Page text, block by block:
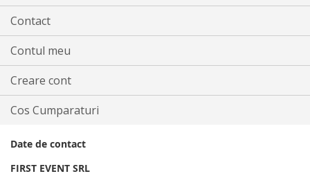
Contact
Contul meu
Creare cont
Cos Cumparaturi
Date de contact
FIRST EVENT SRL